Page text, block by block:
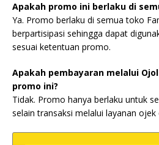
Apakah promo ini berlaku di
Ya. Promo berlaku di semua toko
berpartisipasi sehingga dapat
sesuai ketentuan promo.
Apakah pembayaran melalui
promo ini?
Tidak. Promo hanya berlaku untuk
selain transaksi melalui layanan ojek